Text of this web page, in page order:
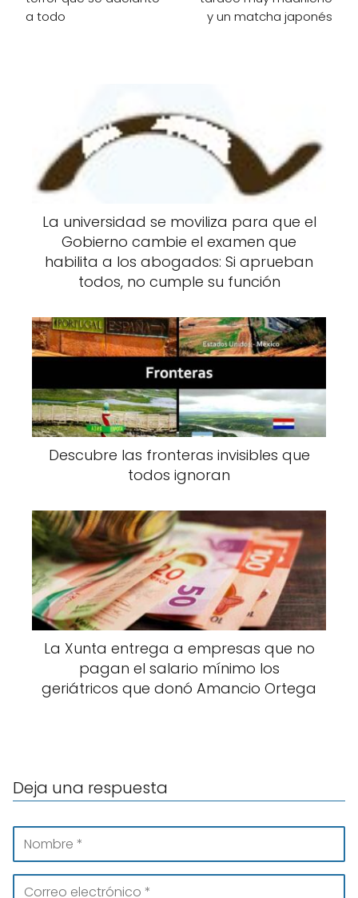
a todo
y un matcha japonés
La universidad se moviliza para que el
Gobierno cambie el examen que
habilita a los abogados: Si aprueban
todos, no cumple su función
Descubre las fronteras invisibles que
todos ignoran
La Xunta entrega a empresas que no
pagan el salario mínimo los
geriátricos que donó Amancio Ortega
Deja una respuesta